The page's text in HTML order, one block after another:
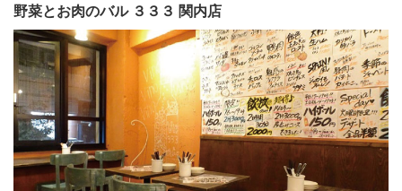
野菜とお肉のバル ３３３ 関内店